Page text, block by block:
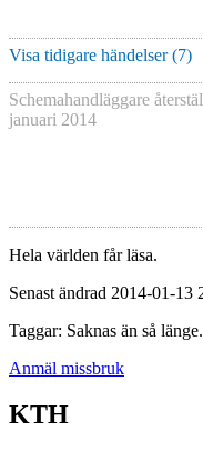
Visa tidigare händelser (7)
Schemahandläggare
januari 2014
Hela världen får läsa.
Senast ändrad 2014-01-13
Taggar: Saknas än så länge.
Anmäl missbruk
KTH